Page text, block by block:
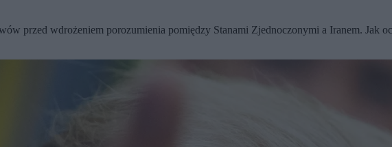
przed wdrożeniem porozumienia pomiędzy Stanami Zjednoczonymi a Iranem. Jak